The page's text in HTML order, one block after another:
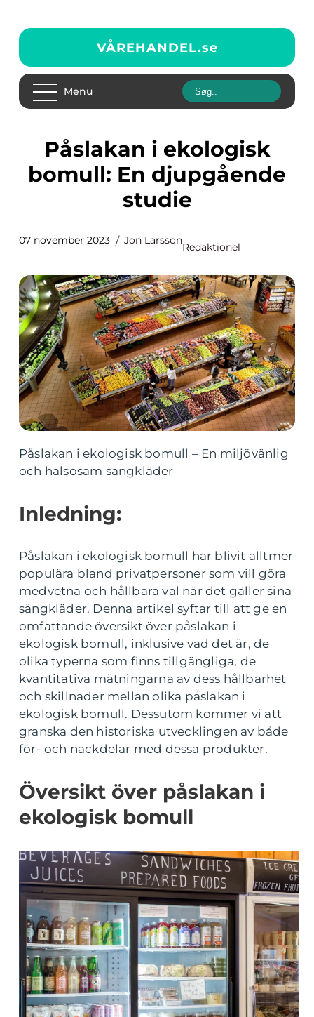
VÅREHANDEL.se
Menu
Påslakan i ekologisk
bomull: En djupgående
studie
07 november 2023 Jon Larsson
Redaktionel
Påslakan i ekologisk bomull – En miljövänlig
och hälsosam sängkläder
Inledning:
Påslakan i ekologisk bomull har blivit alltmer
populära bland privatpersoner som vill göra
medvetna och hållbara val när det gäller sina
sängkläder. Denna artikel syftar till att ge en
omfattande översikt över påslakan i
ekologisk bomull, inklusive vad det är, de
olika typerna som finns tillgängliga, de
kvantitativa mätningarna av dess hållbarhet
och skillnader mellan olika påslakan i
ekologisk bomull. Dessutom kommer vi att
granska den historiska utvecklingen av både
för- och nackdelar med dessa produkter.
Översikt över påslakan i
ekologisk bomull